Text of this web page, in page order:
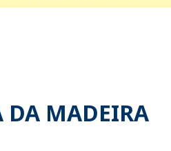
DA MADEIRA